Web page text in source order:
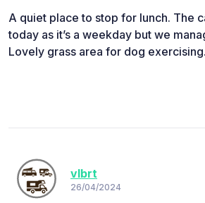
A quiet place to stop for lunch. The
today as it’s a weekday but we
Lovely grass area for dog exercising.
vlbrt
26/04/2024